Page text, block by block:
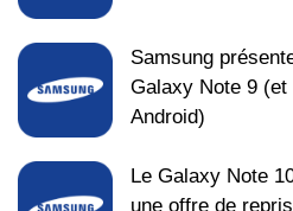
Samsung
Galaxy Note 9
Android)
Le Galaxy Note
une offre de